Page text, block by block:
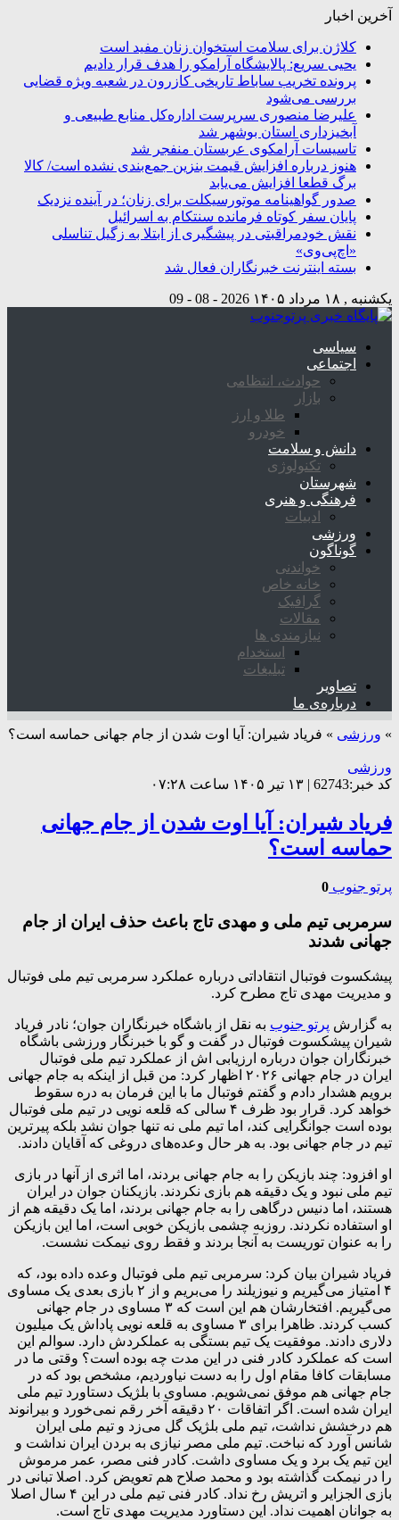
آخرین اخبار
کلاژن برای سلامت استخوان زنان مفید است
یحیی سریع: پالایشگاه آرامکو را هدف قرار دادیم
پرونده تخریب ساباط تاریخی کازرون در شعبه ویژه قضایی
بررسی می‌شود
علیرضا منصوری سرپرست اداره‌کل منابع طبیعی و
آبخیزداری استان بوشهر شد
تاسیسات آرامکوی عربستان منفجر شد
هنوز درباره افزایش قیمت بنزین جمع‌بندی نشده است/ کالا
برگ قطعا افزایش می‌یابد
صدور گواهینامه موتورسیکلت برای زنان؛ در آینده نزدیک
پایان سفر کوتاه فرمانده سنتکام به اسرائیل
نقش خودمراقبتی در پیشگیری از ابتلا به زگیل تناسلی
«اچ‌پی‌وی»
بسته اینترنت خبرنگاران فعال شد
یکشنبه , ۱۸ مرداد ۱۴۰۵ 2026 - 08 - 09
سیاسی
اجتماعی
حوادث، انتظامی
بازار
طلا و ارز
خودرو
دانش و سلامت
تکنولوژی
شهرستان
فرهنگی و هنری
ادبیات
ورزشی
گوناگون
خواندنی
خانه خاص
گرافیک
مقالات
نیازمندی ها
استخدام
تبلیغات
تصاویر
درباره‌ی ما
» ورزشی » فریاد شیران: آیا اوت شدن از جام جهانی حماسه است؟
ورزشی
کد خبر:62743 | ۱۳ تیر ۱۴۰۵ ساعت ۰۷:۲۸
فریاد شیران: آیا اوت شدن از جام جهانی
حماسه است؟
پرتو جنوب 0
سرمربی تیم ملی و مهدی تاج باعث حذف ایران از جام
جهانی شدند
پیشکسوت فوتبال انتقاداتی درباره عملکرد سرمربی تیم ملی فوتبال
و مدیریت مهدی تاج مطرح کرد.
به گزارش پرتو جنوب به نقل از باشگاه خبرنگاران جوان؛ نادر فریاد
شیران پیشکسوت فوتبال در گفت و گو با خبرنگار ورزشی باشگاه
خبرنگاران جوان درباره ارزیابی اش از عملکرد تیم ملی فوتبال
ایران در جام جهانی ۲۰۲۶ اظهار کرد: من قبل از اینکه به جام جهانی
برویم هشدار دادم و گفتم فوتبال ما با این فرمان به دره سقوط
خواهد کرد. قرار بود ظرف ۴ سالی که قلعه نویی در تیم ملی فوتبال
بوده است جوانگرایی کند، اما تیم ملی نه تنها جوان نشد بلکه پیرترین
تیم در جام جهانی بود. به هر حال وعده‌های دروغی که آقایان دادند.
او افزود: چند بازیکن را به جام جهانی بردند، اما اثری از آنها در بازی
تیم ملی نبود و یک دقیقه هم بازی نکردند. بازیکنان جوان در ایران
هستند، اما دنیس درگاهی را به جام جهانی بردند، اما یک دقیقه هم از
او استفاده نکردند. روزبه چشمی بازیکن خوبی است، اما این بازیکن
را به عنوان توریست به آنجا بردند و فقط روی نیمکت نشست.
فریاد شیران بیان کرد: سرمربی تیم ملی فوتبال وعده داده بود، که
۴ امتیاز می‌گیریم و نیوزیلند را می‌بریم و از ۲ بازی بعدی یک مساوی
می‌گیریم. افتخارشان هم این است که ۳ مساوی در جام جهانی
کسب کردند. ظاهرا برای ۳ مساوی به قلعه نویی پاداش یک میلیون
دلاری دادند. موفقیت یک تیم بستگی به عملکردش دارد. سوالم این
است که عملکرد کادر فنی در این مدت چه بوده است؟ وقتی ما در
مسابقات کافا مقام اول را به دست نیاوردیم، مشخص بود که در
جام جهانی هم موفق نمی‌شویم. مساوی با بلژیک دستاورد تیم ملی
ایران شده است. اگر اتفاقات ۲۰ دقیقه آخر رقم نمی‌خورد و بیرانوند
هم درخشش نداشت، تیم ملی بلژیک گل می‌زد و تیم ملی ایران
شانس آورد که نباخت. تیم ملی مصر نیازی به بردن ایران نداشت و
این تیم یک برد و یک مساوی داشت. کادر فنی مصر، عمر مرموش
را در نیمکت گذاشته بود و محمد صلاح هم تعویض کرد. اصلا تبانی در
بازی الجزایر و اتریش رخ نداد. کادر فنی تیم ملی در این ۴ سال اصلا
به جوانان اهمیت نداد. این دستاورد مدیریت مهدی تاج است.